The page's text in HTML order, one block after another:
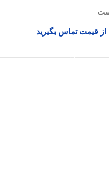
از قیمت تماس بگیرید